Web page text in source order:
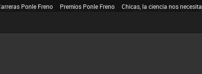
Ponle Freno Premios Ponle Freno Chicas, la ciencia nos necesita